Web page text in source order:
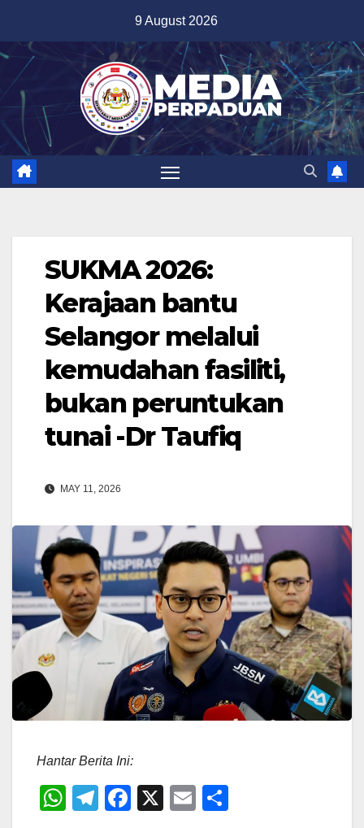
content
9 August 2026
SUKMA 2026:
Kerajaan bantu
Selangor melalui
kemudahan fasiliti,
bukan peruntukan
tunai -Dr Taufiq
MAY 11, 2026
Hantar Berita Ini:
W
T
F
X
E